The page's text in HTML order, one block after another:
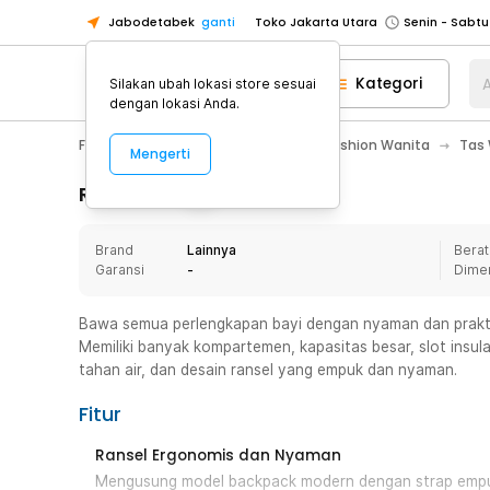
Jabodetabek ganti Toko Jakarta Utara
Toko Tangerang
Toko Cikupa
Pick n Go Jakarta Barat
Senin -
Pick n Go Bekasi
Senin - Jumat
Senin - Jumat
Senin -
Senin -
Toko Tangerang
Toko Cikupa
Pick n Go Jakarta Barat
Senin -
Senin - Jumat
Pick n Go Depok
Kategori
Fashion, Make Up & Beauty Care Fashion Wanita Tas
Rincian Produk
Brand
Lainnya
Garansi
-
Bawa semua perlengkapan bayi dengan nyaman dan
Memiliki banyak kompartemen, kapasitas besar, slot
tahan air, dan desain ransel yang empuk dan nyaman.
Fitur
Ransel Ergonomis dan Nyaman
Mengusung model backpack modern dengan strap
Silakan ubah lokasi store sesuai
dengan lokasi Anda.
Mengerti